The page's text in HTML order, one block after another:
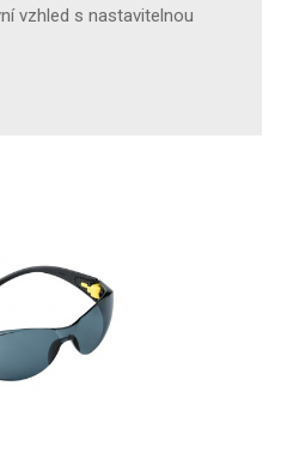
vzhled s nastavitelnou